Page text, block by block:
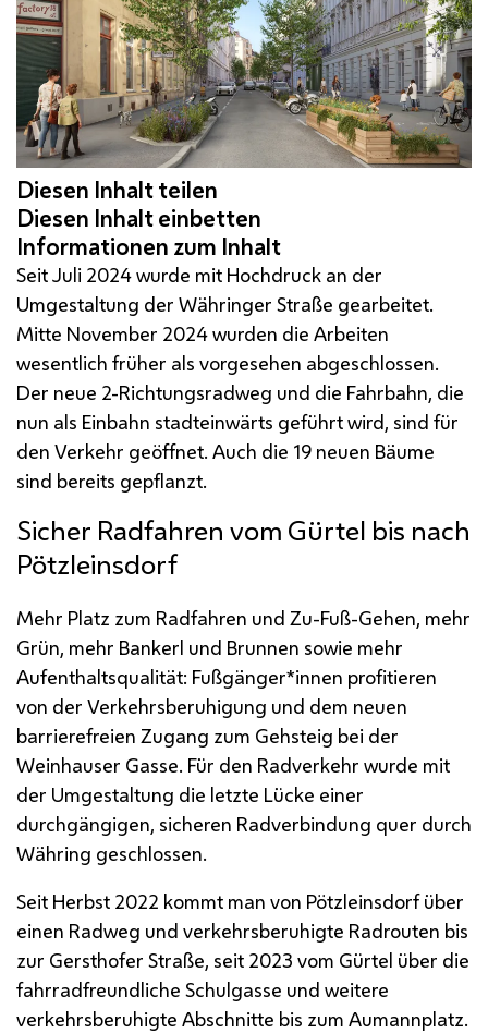
Seit Juli 2024 wurde mit Hochdruck an der
Umgestaltung der Währinger Straße gearbeitet.
Mitte November 2024 wurden die Arbeiten
wesentlich früher als vorgesehen abgeschlossen.
Der neue 2-Richtungsradweg und die Fahrbahn, die
nun als Einbahn stadteinwärts geführt wird, sind für
den Verkehr geöffnet. Auch die 19 neuen Bäume
sind bereits gepflanzt.
Sicher Radfahren vom Gürtel bis nach
Pötzleinsdorf
Mehr Platz zum Radfahren und Zu-Fuß-Gehen, mehr
Grün, mehr Bankerl und Brunnen sowie mehr
Aufenthaltsqualität: Fußgänger*innen profitieren
von der Verkehrsberuhigung und dem neuen
barrierefreien Zugang zum Gehsteig bei der
Weinhauser Gasse. Für den Radverkehr wurde mit
der Umgestaltung die letzte Lücke einer
durchgängigen, sicheren Radverbindung quer durch
Währing geschlossen.
Seit Herbst 2022 kommt man von Pötzleinsdorf über
einen Radweg und verkehrsberuhigte Radrouten bis
zur Gersthofer Straße, seit 2023 vom Gürtel über die
fahrradfreundliche Schulgasse und weitere
verkehrsberuhigte Abschnitte bis zum Aumannplatz.